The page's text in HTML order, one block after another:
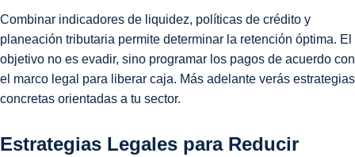
Combinar indicadores de liquidez, políticas de crédito y
planeación tributaria permite determinar la retención óptima. El
objetivo no es evadir, sino programar los pagos de acuerdo con
el marco legal para liberar caja. Más adelante verás estrategias
concretas orientadas a tu sector.
Estrategias Legales para Reducir